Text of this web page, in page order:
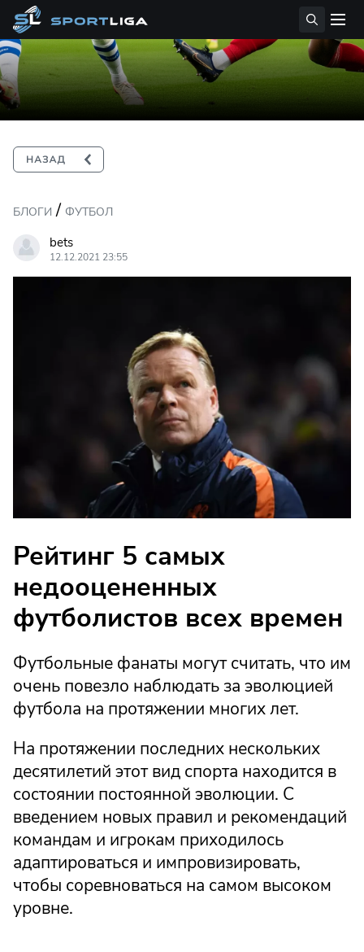
БЛОГИ / ФУТБОЛ
bets
12.12.2021 23:55
Рейтинг 5 самых
недооцененных
футболистов всех времен
Футбольные фанаты могут считать, что им
очень повезло наблюдать за эволюцией
футбола на протяжении многих лет.
На протяжении последних нескольких
десятилетий этот вид спорта находится в
состоянии постоянной эволюции. С
введением новых правил и рекомендаций
командам и игрокам приходилось
адаптироваться и импровизировать,
чтобы соревноваться на самом высоком
уровне.